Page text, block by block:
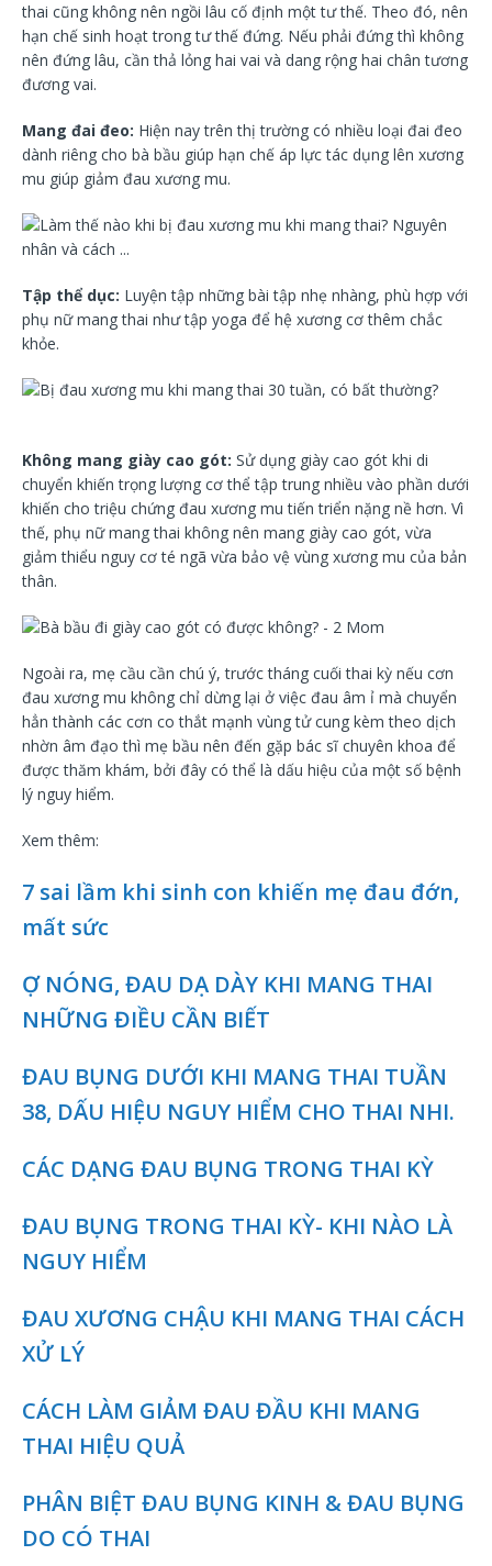
thai cũng không nên ngồi lâu cố định một tư thế. Theo đó, nên
hạn chế sinh hoạt trong tư thế đứng. Nếu phải đứng thì không
nên đứng lâu, cần thả lỏng hai vai và dang rộng hai chân tương
đương vai.
Mang đai đeo: Hiện nay trên thị trường có nhiều loại đai đeo
dành riêng cho bà bầu giúp hạn chế áp lực tác dụng lên xương
mu giúp giảm đau xương mu.
Tập thể dục: Luyện tập những bài tập nhẹ nhàng, phù hợp với
phụ nữ mang thai như tập yoga để hệ xương cơ thêm chắc
khỏe.
Không mang giày cao gót: Sử dụng giày cao gót khi di
chuyển khiến trọng lượng cơ thể tập trung nhiều vào phần dưới
khiến cho triệu chứng đau xương mu tiến triển nặng nề hơn. Vì
thế, phụ nữ mang thai không nên mang giày cao gót, vừa
giảm thiểu nguy cơ té ngã vừa bảo vệ vùng xương mu của bản
thân.
Ngoài ra, mẹ cầu cần chú ý, trước tháng cuối thai kỳ nếu cơn
đau xương mu không chỉ dừng lại ở việc đau âm ỉ mà chuyển
hẳn thành các cơn co thắt mạnh vùng tử cung kèm theo dịch
nhờn âm đạo thì mẹ bầu nên đến gặp bác sĩ chuyên khoa để
được thăm khám, bởi đây có thể là dấu hiệu của một số bệnh
lý nguy hiểm.
Xem thêm:
7 sai lầm khi sinh con khiến mẹ đau đớn,
mất sức
Ợ NÓNG, ĐAU DẠ DÀY KHI MANG THAI
NHỮNG ĐIỀU CẦN BIẾT
ĐAU BỤNG DƯỚI KHI MANG THAI TUẦN
38, DẤU HIỆU NGUY HIỂM CHO THAI NHI.
CÁC DẠNG ĐAU BỤNG TRONG THAI KỲ
ĐAU BỤNG TRONG THAI KỲ- KHI NÀO LÀ
NGUY HIỂM
ĐAU XƯƠNG CHẬU KHI MANG THAI CÁCH
XỬ LÝ
CÁCH LÀM GIẢM ĐAU ĐẦU KHI MANG
THAI HIỆU QUẢ
PHÂN BIỆT ĐAU BỤNG KINH & ĐAU BỤNG
DO CÓ THAI